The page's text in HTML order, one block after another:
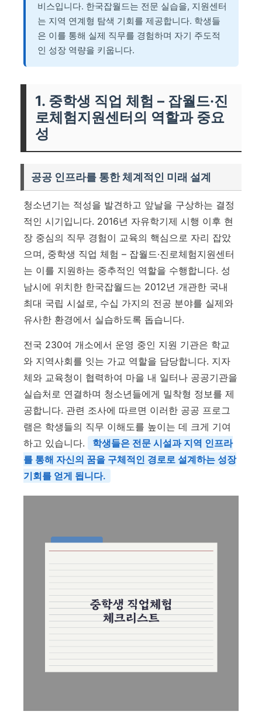
비스입니다. 한국잡월드는 전문 실습을, 지원센터
는 지역 연계형 탐색 기회를 제공합니다. 학생들
은 이를 통해 실제 직무를 경험하며 자기 주도적
인 성장 역량을 키웁니다.
1. 중학생 직업 체험 – 잡월드·진
로체험지원센터의 역할과 중요
성
공공 인프라를 통한 체계적인 미래 설계
청소년기는 적성을 발견하고 앞날을 구상하는 결정
적인 시기입니다. 2016년 자유학기제 시행 이후 현
장 중심의 직무 경험이 교육의 핵심으로 자리 잡았
으며, 중학생 직업 체험 – 잡월드·진로체험지원센터
는 이를 지원하는 중추적인 역할을 수행합니다. 성
남시에 위치한 한국잡월드는 2012년 개관한 국내
최대 국립 시설로, 수십 가지의 전공 분야를 실제와
유사한 환경에서 실습하도록 돕습니다.
전국 230여 개소에서 운영 중인 지원 기관은 학교
와 지역사회를 잇는 가교 역할을 담당합니다. 지자
체와 교육청이 협력하여 마을 내 일터나 공공기관을
실습처로 연결하며 청소년들에게 밀착형 정보를 제
공합니다. 관련 조사에 따르면 이러한 공공 프로그
램은 학생들의 직무 이해도를 높이는 데 크게 기여
하고 있습니다.
학생들은 전문 시설과 지역 인프라
를 통해 자신의 꿈을 구체적인 경로로 설계하는 성장
기회를 얻게 됩니다.